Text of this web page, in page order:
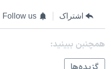
اشتراک Follow us
همچنبن ببینید: